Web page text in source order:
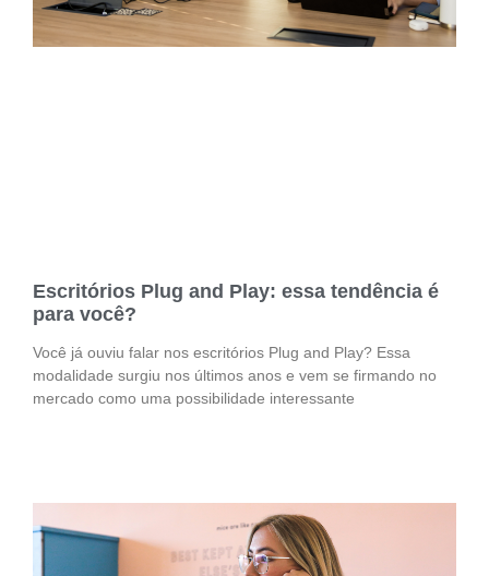
Escritórios Plug and Play: essa tendência é
para você?
Você já ouviu falar nos escritórios Plug and Play? Essa
modalidade surgiu nos últimos anos e vem se firmando no
mercado como uma possibilidade interessante